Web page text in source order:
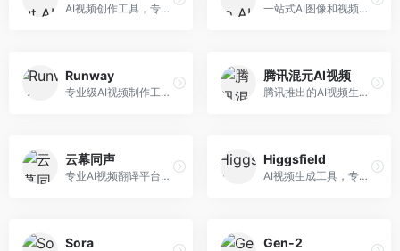
AI视频创作工具，专注于智能剪辑和视频生成。面向视频创作者，提供智能剪辑、视频生成、特效添加等功能，剪辑效率高，适合快节奏内容生产。 一站式AI图像和视频创作平台，整合多种生成工具。面向内容创作者，提供文生图、文生视频、视频编辑等服务，创作工具全面，一站式体验便捷。
Runway
专业级AI视频制作工具，支持视频生成与编辑。面向影视制作人和创意工作者，提供文生视频、视频编辑、绿幕抠像等专业功能，视频处理能力强，适合专业创作场景。
腾讯混元AI视频
腾讯推出的AI视频生成工具，基于混元大模型。面向腾讯生态用户和内容创作者，支持文生视频、视频编辑等功能，与腾讯产品生态深度整合。
云幕同声
专业AI视频翻译平台，支持视频多语言配音和字幕生成。面向跨境电商和内容出海从业者，提供视频翻译、配音、字幕生成等服务，多语言支持完善。
Higgsfield
AI视频生成工具，专注于高质量视频内容创作。面向视频创作者和营销人员，支持文生视频、视频编辑等功能，视频效果逼真，适合商业应用。
Sora Gen-2